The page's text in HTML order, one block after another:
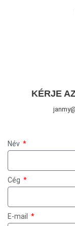
KÉRJE
Név
Cég
E-mail